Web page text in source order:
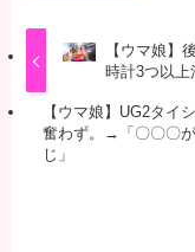
【ウマ娘】
時計3つ以上
【ウマ娘】UG2タイ
奮わず。→「〇〇〇
じ」